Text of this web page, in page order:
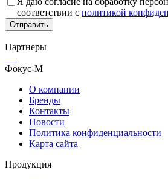
соответствии с политикой
Партнеры
Фокус-М
О компании
Бренды
Контакты
Новости
Политика конфиденциальности
Карта сайта
Продукция